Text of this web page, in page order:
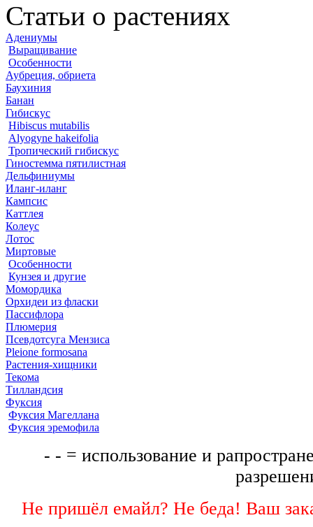
Статьи о растениях
Адениумы
Выращивание
Особенности
Аубреция, обриета
Баухиния
Банан
Гибискус
Hibiscus mutabilis
Alyogyne hakeifolia
Тропический гибискус
Гиностемма пятилистная
Дельфиниумы
Иланг-иланг
Кампсис
Каттлея
Колеус
Лотос
Миртовые
Особенности
Кунзея и другие
Момордика
Орхидеи из фласки
Пассифлора
Плюмерия
Псевдотсуга Мензиса
Pleione formosana
Растения-хищники
Текома
Тилландсия
Фуксия
Фуксия Магеллана
Фуксия эремофила
- - = использование и
Не пришёл емайл? Не беда! Ваш